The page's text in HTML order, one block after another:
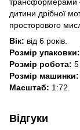
дитини дрібної
просторового
Вік: від 6 років.
Розмір упаковки:
Розмір робота: 5
Розмір машинки:
Масштаб: 1:72.
Відгуки